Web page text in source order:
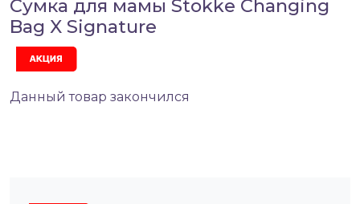
Сумка для мамы Stokke Changing
Bag X Signature
Данный товар закончился